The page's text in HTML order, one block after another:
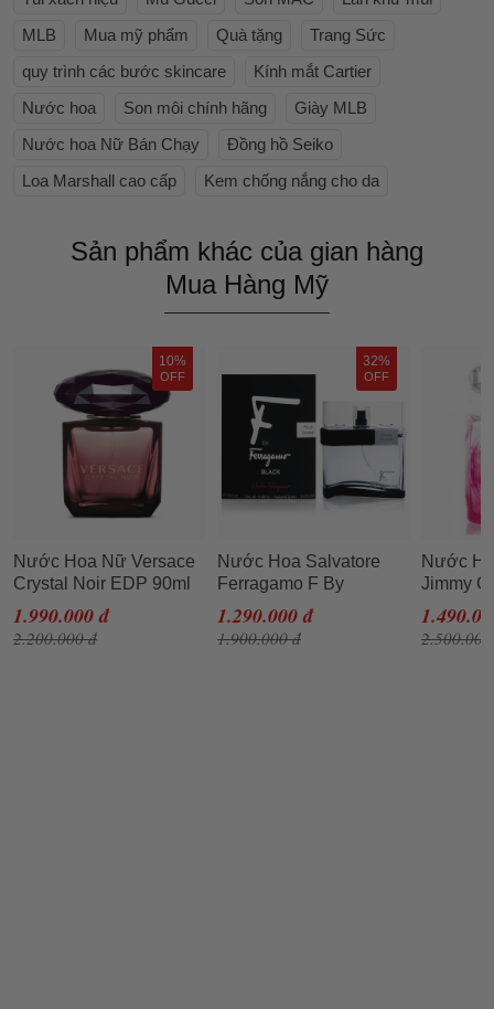
MLB
Mua mỹ phẩm Quà tặng
Trang Sức
quy trình các bước skincare
Kính mắt Cartier
Nước hoa
Son môi chính hãng
Giày MLB
Nước hoa Nữ Bán Chạy
Đồng hồ Seiko
Loa Marshall cao cấp
Kem chống nắng cho da
Sản phẩm khác của gian hàng
Mua Hàng Mỹ
10%
OFF
Nước Hoa Nữ Versace
Crystal Noir EDP 90ml
1.990.000 đ
2.200.000 đ
32%
OFF
Nước Hoa Salvatore
Ferragamo F By
Ferragamo Black EDT
100ml
1.290.000 đ
1.900.000 đ
Nước
Jimmy
For